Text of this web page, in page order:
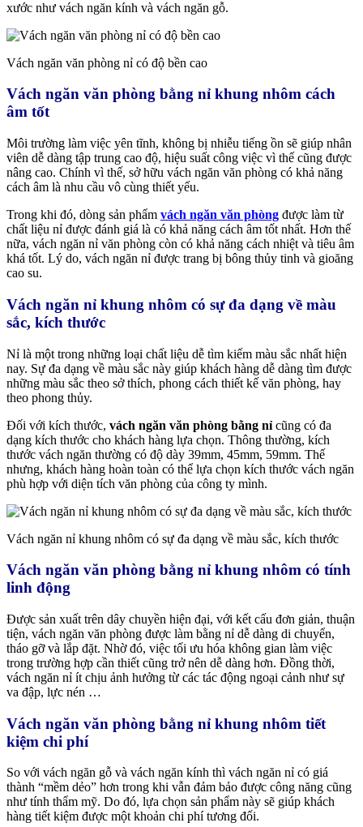
xước như vách ngăn kính và vách ngăn gỗ.
Vách ngăn văn phòng nỉ có độ bền cao
Vách ngăn văn phòng bằng nỉ khung nhôm cách
âm tốt
Môi trường làm việc yên tĩnh, không bị nhiễu tiếng ồn sẽ giúp nhân
viên dễ dàng tập trung cao độ, hiệu suất công việc vì thế cũng được
nâng cao. Chính vì thế, sở hữu vách ngăn văn phòng có khả năng
cách âm là nhu cầu vô cùng thiết yếu.
Trong khi đó, dòng sản phẩm vách ngăn văn phòng được làm từ
chất liệu nỉ được đánh giá là có khả năng cách âm tốt nhất. Hơn thế
nữa, vách ngăn nỉ văn phòng còn có khả năng cách nhiệt và tiêu âm
khá tốt. Lý do, vách ngăn nỉ được trang bị bông thủy tinh và gioăng
cao su.
Vách ngăn nỉ khung nhôm có sự đa dạng về màu
sắc, kích thước
Nỉ là một trong những loại chất liệu dễ tìm kiếm màu sắc nhất hiện
nay. Sự đa dạng về màu sắc này giúp khách hàng dễ dàng tìm được
những màu sắc theo sở thích, phong cách thiết kế văn phòng, hay
theo phong thủy.
Đối với kích thước, vách ngăn văn phòng bằng nỉ cũng có đa
dạng kích thước cho khách hàng lựa chọn. Thông thường, kích
thước vách ngăn thường có độ dày 39mm, 45mm, 59mm. Thế
nhưng, khách hàng hoàn toàn có thể lựa chọn kích thước vách ngăn
phù hợp với diện tích văn phòng của công ty mình.
Vách ngăn nỉ khung nhôm có sự đa dạng về màu sắc, kích thước
Vách ngăn văn phòng bằng nỉ khung nhôm có tính
linh động
Được sản xuất trên dây chuyền hiện đại, với kết cấu đơn giản, thuận
tiện, vách ngăn văn phòng được làm bằng nỉ dễ dàng di chuyển,
tháo gỡ và lắp đặt. Nhờ đó, việc tối ưu hóa không gian làm việc
trong trường hợp cần thiết cũng trở nên dễ dàng hơn. Đồng thời,
vách ngăn nỉ ít chịu ảnh hưởng từ các tác động ngoại cảnh như sự
va đập, lực nén …
Vách ngăn văn phòng bằng nỉ khung nhôm tiết
kiệm chi phí
So với vách ngăn gỗ và vách ngăn kính thì vách ngăn nỉ có giá
thành “mềm dẻo” hơn trong khi vẫn đảm bảo được công năng cũng
như tính thẩm mỹ. Do đó, lựa chọn sản phẩm này sẽ giúp khách
hàng tiết kiệm được một khoản chi phí tương đối.